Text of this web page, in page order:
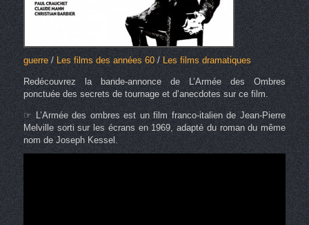
guerre/ Les films des années 60/ Les films dramatiques
Redécouvrez la bande-annonce de L’Armée des Ombres
ponctuée des secrets de tournage et d’anecdotes sur ce film.
☞ L’Armée des ombres est un film franco-italien de Jean-Pierre
Melville sorti sur les écrans en 1969, adapté du roman du même
nom de Joseph Kessel.